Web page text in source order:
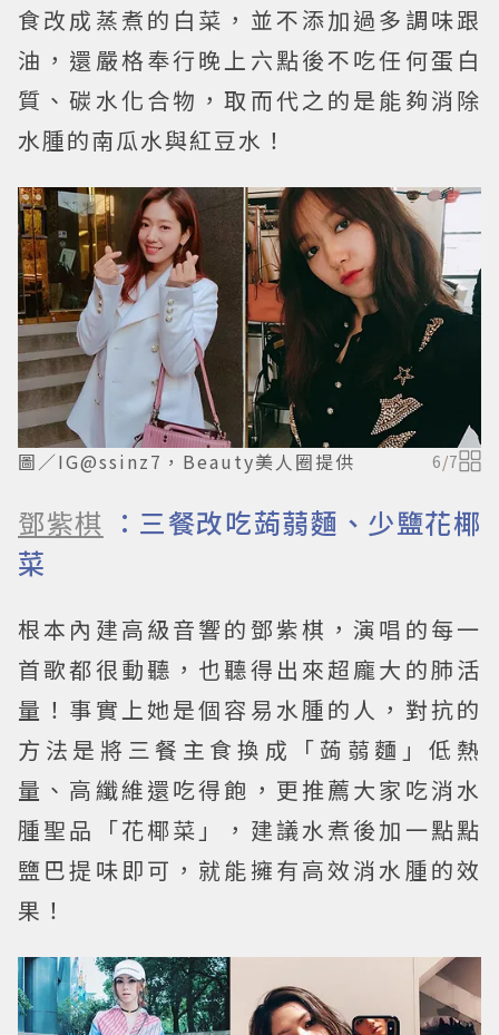
食改成蒸煮的白菜，並不添加過多調味跟
油，還嚴格奉行晚上六點後不吃任何蛋白
質、碳水化合物，取而代之的是能夠消除
水腫的南瓜水與紅豆水！
圖／IG@ssinz7，Beauty美人圈提供 6/7
鄧紫棋 ：三餐改吃蒟蒻麵、少鹽花椰
菜
根本內建高級音響的鄧紫棋，演唱的每一
首歌都很動聽，也聽得出來超龐大的肺活
量！事實上她是個容易水腫的人，對抗的
方法是將三餐主食換成「蒟蒻麵」低熱
量、高纖維還吃得飽，更推薦大家吃消水
腫聖品「花椰菜」，建議水煮後加一點點
鹽巴提味即可，就能擁有高效消水腫的效
果！